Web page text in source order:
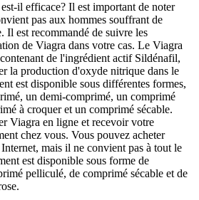
il efficace? Il est important de noter
pas aux hommes souffrant de
Il est recommandé de suivre les
de Viagra dans votre cas. Le Viagra
de l'ingrédient actif Sildénafil,
la production d'oxyde nitrique dans le
est disponible sous différentes formes,
un demi-comprimé, un comprimé
à croquer et un comprimé sécable.
Viagra en ligne et recevoir votre
chez vous. Vous pouvez acheter
mais il ne convient pas à tout le
est disponible sous forme de
pelliculé, de comprimé sécable et de